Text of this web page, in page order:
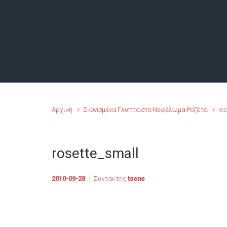
Αρχική Σκονισμένα Γλυπτά στο Νεφέλωμα Ροζέτα
rosette_small
2010-09-28 Συντάκτης tsene